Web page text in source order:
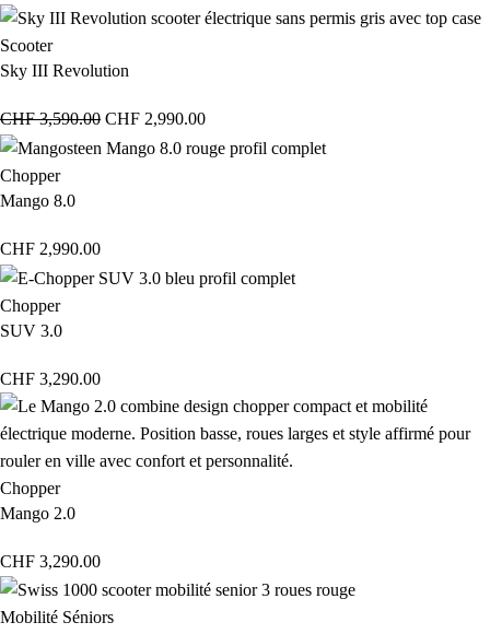
Scooter
Sky III Revolution
CHF3,590.00 CHF 2,990.00
Chopper
Mango 8.0
CHF 2,990.00
Chopper
SUV 3.0
CHF 3,290.00
Chopper
Mango 2.0
CHF 3,290.00
Mobilité Séniors